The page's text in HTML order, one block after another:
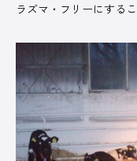
ラズマ・フリーにする